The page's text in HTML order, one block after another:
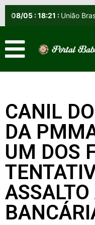
08/05 :18:21 : União Brasil oficializa
CANIL
DA
UM DOS